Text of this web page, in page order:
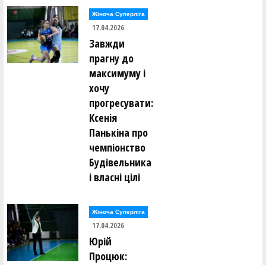
Жіноча Суперліга
17.04.2026
Завжди
прагну до
максимуму і
хочу
прогресувати:
Ксенія
Панькіна про
чемпіонство
Будівельника
і власні цілі
Жіноча Суперліга
17.04.2026
Юрій
Процюк: